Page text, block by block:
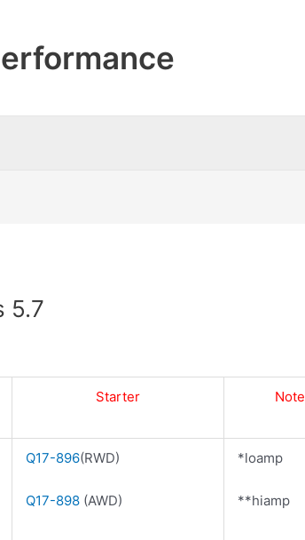
5.7
Starter Note
Q17-896(RWD)
Q17-898 (AWD)
*loamp
**hiamp